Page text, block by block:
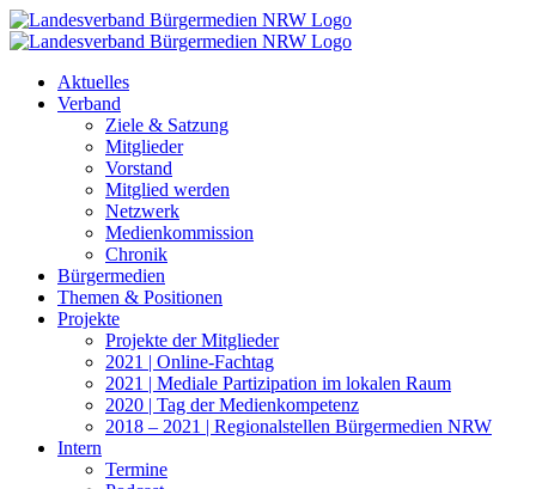
Zum
Inhalt
Aktuelles
Verband
Ziele & Satzung
Mitglieder
Vorstand
Mitglied werden
Netzwerk
Medienkommission
Chronik
Bürgermedien
Themen & Positionen
Projekte
Projekte der Mitglieder
2021 | Online-Fachtag
2021 | Mediale Partizipation im lokalen Raum
2020 | Tag der Medienkompetenz
2018 – 2021 | Regionalstellen Bürgermedien NRW
Intern
Termine